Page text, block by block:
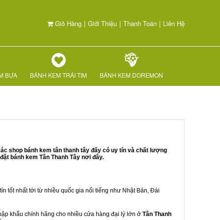
Giỏ Hàng | Giới Thiệu | Thanh Toán | Liên Hệ
BỰA BÁNH KEM TRÁI TIM BÁNH KEM DOREMON
shop bánh kem tân thanh tây đấy có uy tín và chất lượng
bánh kem Tân Thanh Tây nơi đây.
tốt nhất tới từ nhiều quốc gia nổi tiếng như Nhật Bản, Đài
khẩu chính hãng cho nhiều cửa hàng đại lý lớn ở Tân Thanh